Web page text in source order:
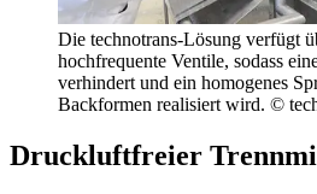
Die technotrans-Lösung verfügt
hochfrequente Ventile, sodass
verhindert und ein homogenes
Backformen realisiert wird. ©
Druckluftfreier